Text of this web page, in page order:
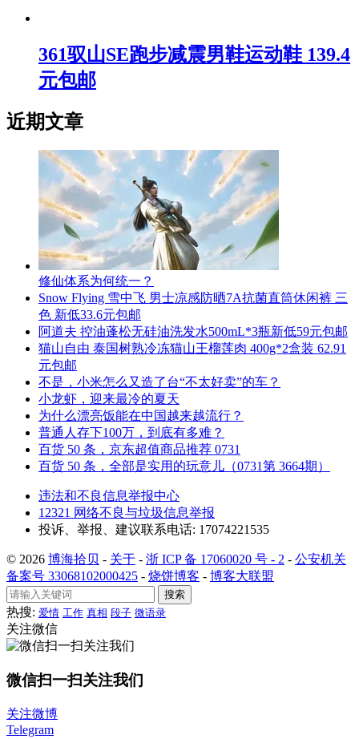
361驭山SE跑步减震男鞋运动鞋 139.4
元包邮
近期文章
修仙体系为何统一？
Snow Flying 雪中飞 男士凉感防晒7A抗菌直筒休闲裤 三
色 新低33.6元包邮
阿道夫 控油蓬松无硅油洗发水500mL*3瓶新低59元包邮
猫山自由 泰国树熟冷冻猫山王榴莲肉 400g*2盒装 62.91
元包邮
不是，小米怎么又造了台“不太好卖”的车？
小龙虾，迎来最冷的夏天
为什么漂亮饭能在中国越来越流行？
普通人存下100万，到底有多难？
百货 50 条，京东超值商品推荐 0731
百货 50 条，全部是实用的玩意儿（0731第 3664期）
违法和不良信息举报中心
12321 网络不良与垃圾信息举报
投诉、举报、建议联系电话: 17074221535
© 2026 博海拾贝 - 关于 - 浙 ICP 备 17060020 号 - 2 - 公安机关
备案号 33068102000425 - 烧饼博客 - 博客大联盟
搜索
热搜: 爱情 工作 真相 段子 微语录
关注微信
微信扫一扫关注我们
关注微博
Telegram